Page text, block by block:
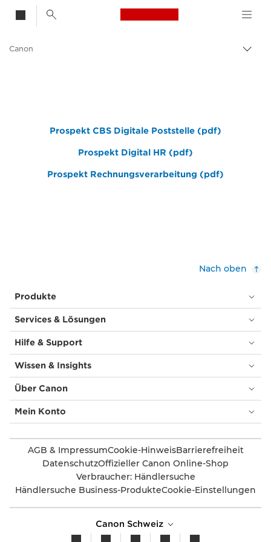
Canon Logo, back
Auf
Canon
Prospekt CBS Digitale Poststelle (pdf)
Prospekt Digital HR (pdf)
Prospekt Rechnungsverarbeitung (pdf)
Nach oben
Produkte
Services & Lösungen
Hilfe & Support
Wissen & Insights
Über Canon
Mein Konto
AGB & ImpressumCookie-HinweisBarrierefreiheit
DatenschutzOffizieller Canon Online-Shop
Verbraucher: Händlersuche
Händlersuche Business-ProdukteCookie-Einstellungen
Canon Schweiz